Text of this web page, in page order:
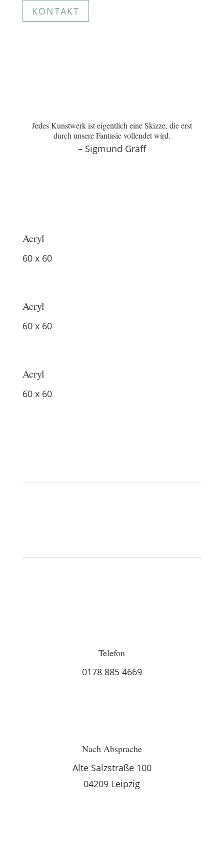
KONTAKT
Jedes Kunstwerk ist eigentlich eine Skizze, die erst
durch unsere Fantasie vollendet wird.
– Sigmund Graff
Acryl
60 x 60
Acryl
60 x 60
Acryl
60 x 60
Telefon
0178 885 4669
Nach Absprache
Alte Salzstraße 100
04209 Leipzig